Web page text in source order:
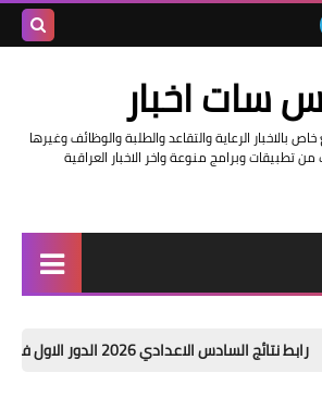
سات اخبار
الرعاية والتقاعد والطلبة والوظائف وغيرها
تطبيقات وبرامج منوعة واخر الاخبار العراقية
اخبار وزارة التربية والتعليم
في العراق | موقع نتائجنا